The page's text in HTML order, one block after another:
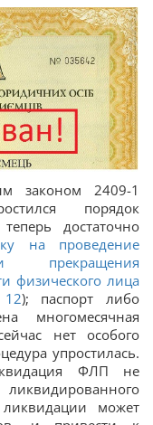
законом 2409-1
порядок
достаточно
на проведение
прекращения
физического лица
); паспорт либо
многомесячная
нет особого
упростилась.
ФЛП не
может